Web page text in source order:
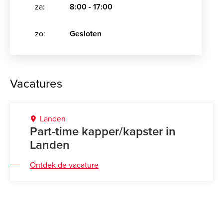
za: 8:00 - 17:00
zo: Gesloten
Vacatures
Landen
Part-time kapper/kapster in
Landen
Ontdek de vacature